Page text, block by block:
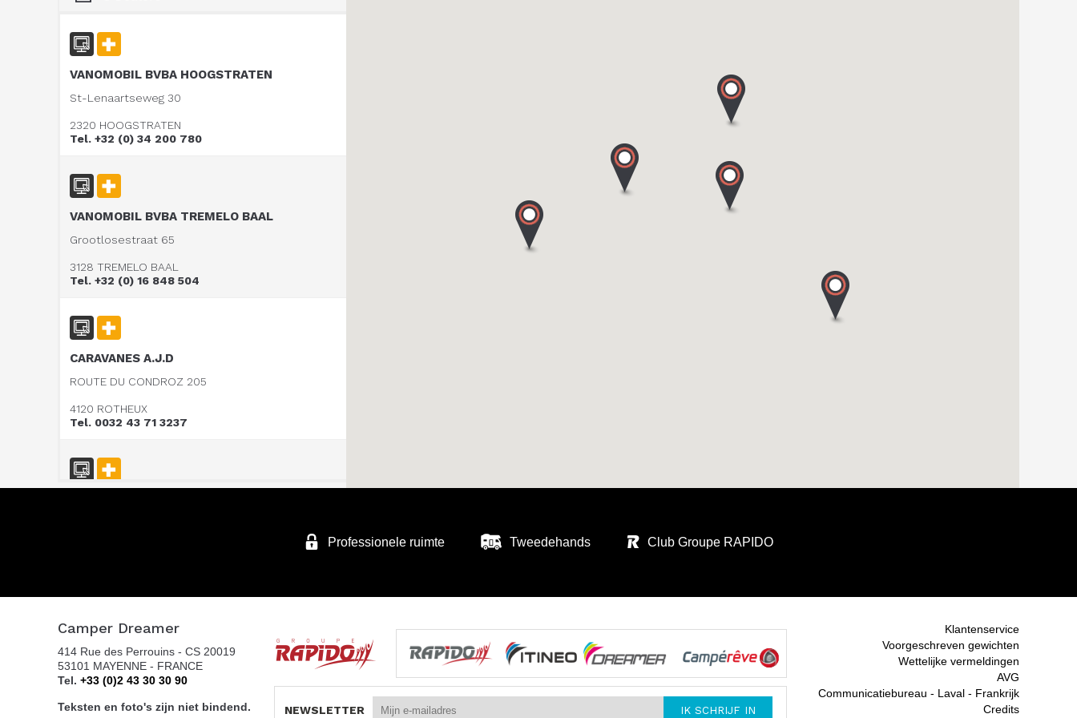
VANOMOBIL BVBA HOOGSTRATEN
St-Lenaartseweg 30
2320 HOOGSTRATEN
Tel. +32 (0) 34 200 780
VANOMOBIL BVBA TREMELO BAAL
Grootlosestraat 65
3128 TREMELO BAAL
Tel. +32 (0) 16 848 504
CARAVANES A.J.D
ROUTE DU CONDROZ 205
4120 ROTHEUX
Tel. 0032 43 71 3237
WEBSITE - VANOMOBIL BVBA LOKEREN - NE
PAS UTILISER
DIJKSTRAAT 2/C
9160 LOKEREN
Professionele ruimte Tweedehands Club Groupe RAPIDO
Camper Dreamer
414 Rue des Perrouins - CS 20019
53101 MAYENNE - FRANCE
Tel. +33 (0)2 43 30 30 90
Teksten en foto's zijn niet bindend. NEWSLETTER
Klantenservice
Voorgeschreven gewichten
Wettelijke vermeldingen
AVG
Communicatiebureau - Laval - Frankrijk
Credits